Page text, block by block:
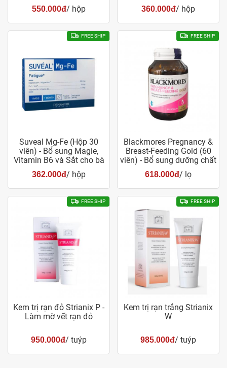
550.000đ/ hộp 360.000đ/ hộp
FREE SHIP
Suveal Mg-Fe (Hộp 30
viên) - Bổ sung Magie,
Vitamin B6 và Sắt cho bà
bầu
362.000đ/ hộp
FREE SHIP
Blackmores Pregnancy &
Breast-Feeding Gold (60
viên) - Bổ sung dưỡng chất
cho bà bầu
618.000đ/ lọ
FREE SHIP
Kem trị rạn đỏ Strianix P -
Làm mờ vết rạn đỏ
950.000đ/ tuýp
FREE SHIP
Kem trị rạn trắng Strianix
W
985.000đ/ tuýp